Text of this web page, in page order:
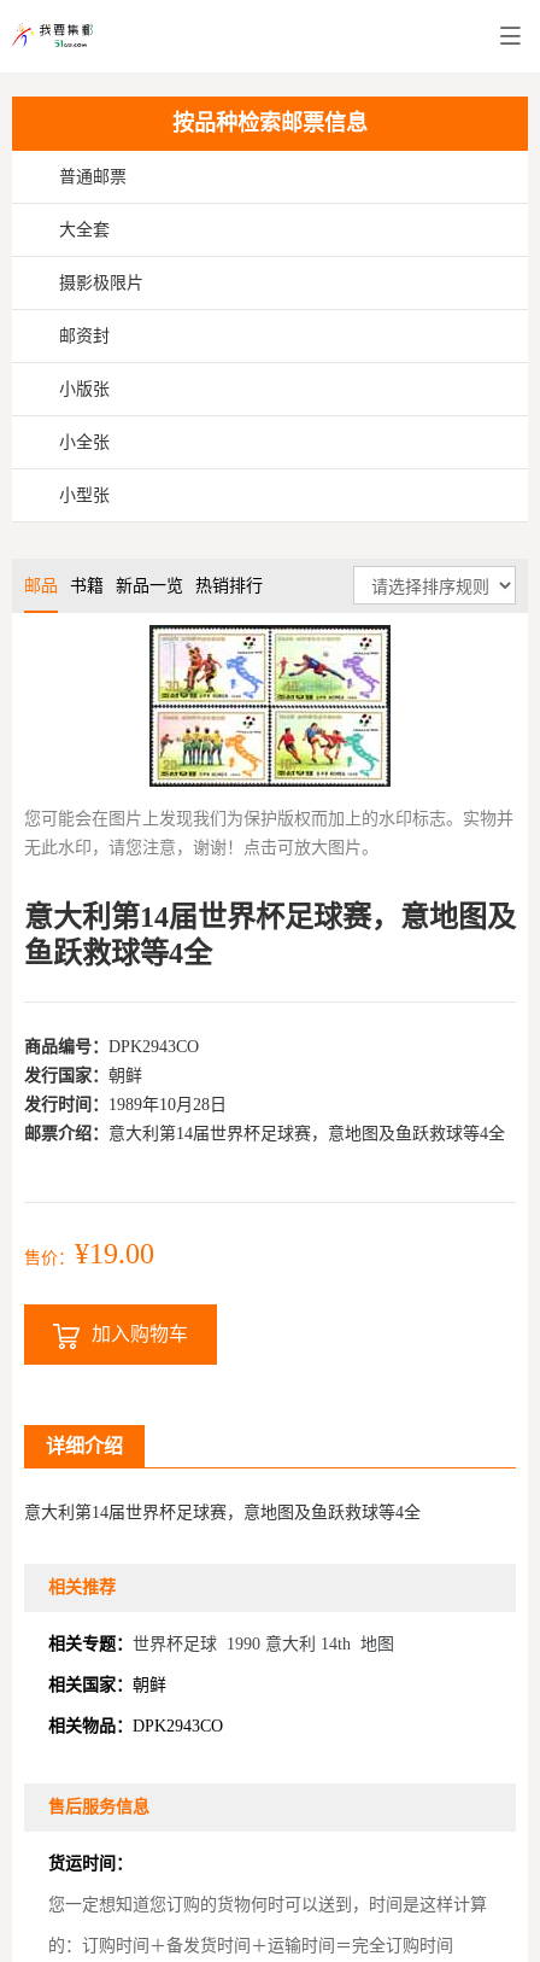
按品种检索邮票信息
普通邮票
大全套
摄影极限片
邮资封
小版张
小全张
小型张
邮品 书籍 新品一览 热销排行
您可能会在图片上发现我们为保护版权而加上的水印标志。实物并
无此水印，请您注意，谢谢！点击可放大图片。
意大利第14届世界杯足球赛，意地图及
鱼跃救球等4全
商品编号： DPK2943CO
发行国家： 朝鲜
发行时间： 1989年10月28日
邮票介绍： 意大利第14届世界杯足球赛，意地图及鱼跃救球等4全
售价： ¥19.00
加入购物车
详细介绍
意大利第14届世界杯足球赛，意地图及鱼跃救球等4全
相关推荐
相关专题： 世界杯足球 1990 意大利 14th 地图
相关国家： 朝鲜
相关物品： DPK2943CO
售后服务信息
货运时间：
您一定想知道您订购的货物何时可以送到，时间是这样计算
的：订购时间＋备发货时间＋运输时间＝完全订购时间